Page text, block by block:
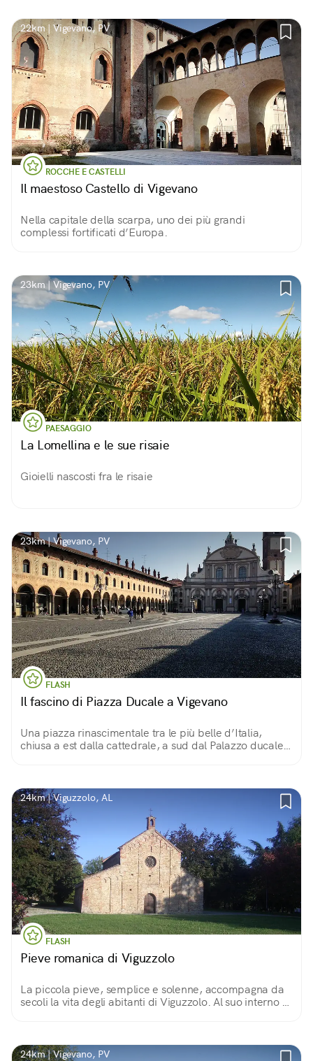
22km | Vigevano, PV
ROCCHE E CASTELLI
Il maestoso Castello di Vigevano
Nella capitale della scarpa, uno dei più grandi
complessi fortificati d’Europa.
23km | Vigevano, PV
PAESAGGIO
La Lomellina e le sue risaie
Gioielli nascosti fra le risaie
23km | Vigevano, PV
FLASH
Il fascino di Piazza Ducale a Vigevano
Una piazza rinascimentale tra le più belle d’Italia,
chiusa a est dalla cattedrale, a sud dal Palazzo ducale
24km | Viguzzolo, AL
FLASH
Pieve romanica di Viguzzolo
La piccola pieve, semplice e solenne, accompagna da
secoli la vita degli abitanti di Viguzzolo. Al suo interno ci
24km | Vigevano, PV